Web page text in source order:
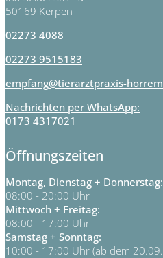
50169 Kerpen
02273 4088
02273 9515183
empfang@tierarztpraxis-
Nachrichten per WhatsApp:
0173 4317021
Öffnungszeiten
Montag, Dienstag + Donnerstag:
08:00 - 20:00 Uhr
Mittwoch + Freitag:
08:00 - 17:00 Uhr
Samstag + Sonntag:
10:00 - 17:00 Uhr (ab dem